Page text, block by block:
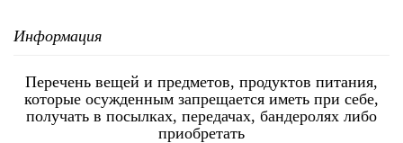
Информация
Перечень вещей и предметов, продуктов питания,
которые осужденным запрещается иметь при себе,
получать в посылках, передачах, бандеролях либо
приобретать